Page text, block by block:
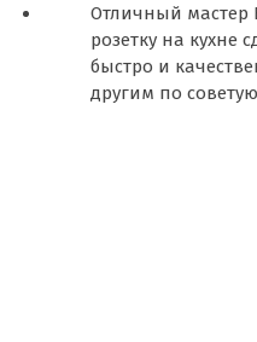
Отличный мастер
розетку на кухне
быстро и
другим по